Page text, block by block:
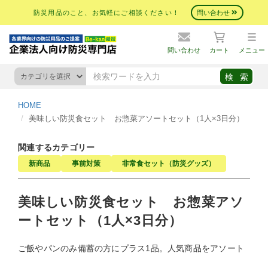
防災用品のこと、お気軽にご相談ください！ 問い合わせ
問い合わせ カート メニュー
HOME
美味しい防災食セット お惣菜アソートセット（1人×3日分）
関連するカテゴリー
新商品 事前対策 非常食セット（防災グッズ）
美味しい防災食セット お惣菜アソ
ートセット（1人×3日分）
ご飯やパンのみ備蓄の方にプラス1品。人気商品をアソート